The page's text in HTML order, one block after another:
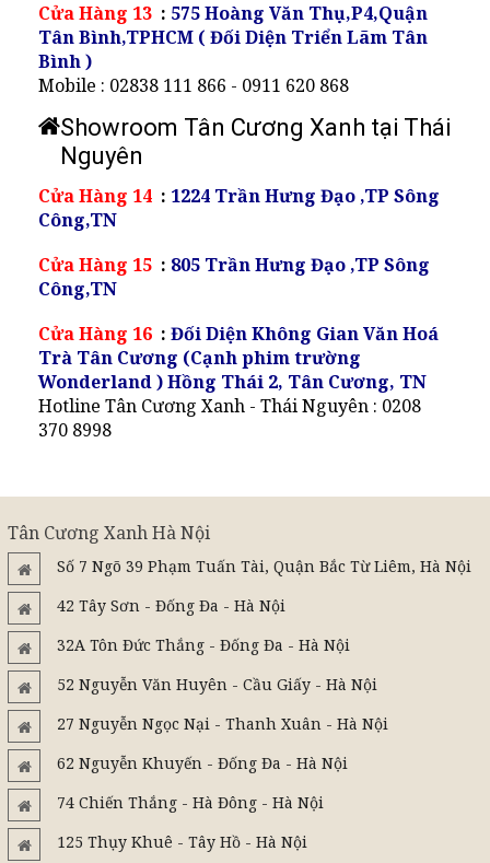
Cửa Hàng 13 : 575 Hoàng Văn Thụ,P4,Quận
Tân Bình,TPHCM ( Đối Diện Triển Lãm Tân
Bình )
Mobile : 02838 111 866 - 0911 620 868
Showroom Tân Cương Xanh tại Thái
Nguyên
Cửa Hàng 14 : 1224 Trần Hưng Đạo ,TP Sông
Công,TN
Cửa Hàng 15 : 805 Trần Hưng Đạo ,TP Sông
Công,TN
Cửa Hàng 16 : Đối Diện Không Gian Văn Hoá
Trà Tân Cương (Cạnh phim trường
Wonderland ) Hồng Thái 2, Tân Cương, TN
Hotline Tân Cương Xanh - Thái Nguyên : 0208
370 8998
Tân Cương Xanh Hà Nội
Số 7 Ngõ 39 Phạm Tuấn Tài, Quận Bắc Từ Liêm, Hà Nội
42 Tây Sơn - Đống Đa - Hà Nội
32A Tôn Đức Thắng - Đống Đa - Hà Nội
52 Nguyễn Văn Huyên - Cầu Giấy - Hà Nội
27 Nguyễn Ngọc Nại - Thanh Xuân - Hà Nội
62 Nguyễn Khuyến - Đống Đa - Hà Nội
74 Chiến Thắng - Hà Đông - Hà Nội
125 Thụy Khuê - Tây Hồ - Hà Nội